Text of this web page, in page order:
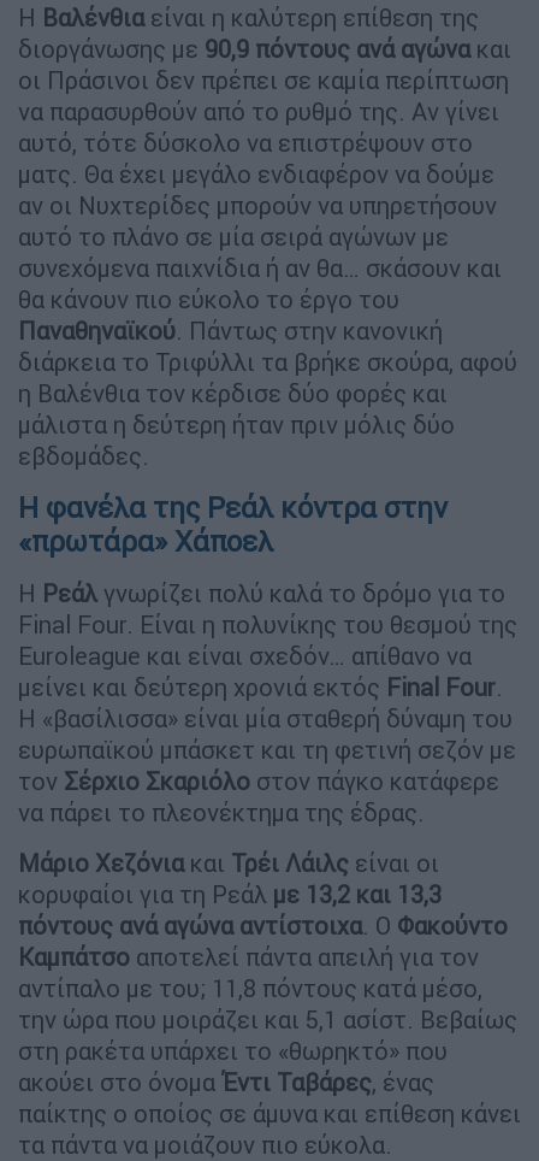
Η Βαλένθιαείναι η καλύτερη επίθεση της
διοργάνωσης με 90,9 πόντους ανά αγώνακαι
οι Πράσινοι δεν πρέπει σε καμία περίπτωση
να παρασυρθούν από το ρυθμό της. Αν γίνει
αυτό, τότε δύσκολο να επιστρέψουν στο
ματς. Θα έχει μεγάλο ενδιαφέρον να δούμε
αν οι Νυχτερίδες μπορούν να υπηρετήσουν
αυτό το πλάνο σε μία σειρά αγώνων με
συνεχόμενα παιχνίδια ή αν θα… σκάσουν και
θα κάνουν πιο εύκολο το έργο του
Παναθηναϊκού. Πάντως στην κανονική
διάρκεια το Τριφύλλι τα βρήκε σκούρα, αφού
η Βαλένθια τον κέρδισε δύο φορές και
μάλιστα η δεύτερη ήταν πριν μόλις δύο
εβδομάδες.
Η φανέλα της Ρεάλ κόντρα στην
«πρωτάρα» Χάποελ
Η Ρεάλ γνωρίζει πολύ καλά το δρόμο για το
Final Four. Είναι η πολυνίκης του θεσμού της
Euroleague και είναι σχεδόν… απίθανο να
μείνει και δεύτερη χρονιά εκτός Final Four.
Η «βασίλισσα» είναι μία σταθερή δύναμη του
ευρωπαϊκού μπάσκετ και τη φετινή σεζόν με
τον Σέρχιο Σκαριόλο στον πάγκο κατάφερε
να πάρει το πλεονέκτημα της έδρας.
Μάριο Χεζόνιακαι Τρέι Λάιλς είναι οι
κορυφαίοι για τη Ρεάλ με 13,2 και 13,3
πόντους ανά αγώνα αντίστοιχα. Ο Φακούντο
Καμπάτσο αποτελεί πάντα απειλή για τον
αντίπαλο με του; 11,8 πόντους κατά μέσο,
την ώρα που μοιράζει και 5,1 ασίστ. Βεβαίως
στη ρακέτα υπάρχει το «θωρηκτό» που
ακούει στο όνομα Έντι Ταβάρες, ένας
παίκτης ο οποίος σε άμυνα και επίθεση κάνει
τα πάντα να μοιάζουν πιο εύκολα.